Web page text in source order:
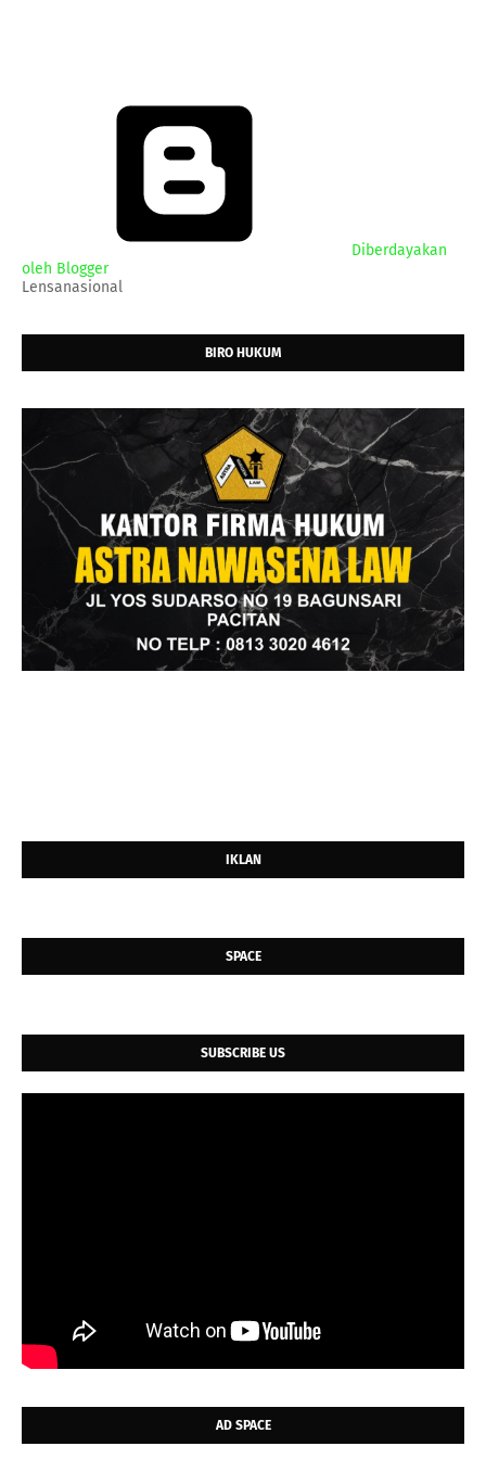
Diberdayakan
oleh Blogger
Lensanasional
BIRO HUKUM
IKLAN
SPACE
SUBSCRIBE US
AD SPACE